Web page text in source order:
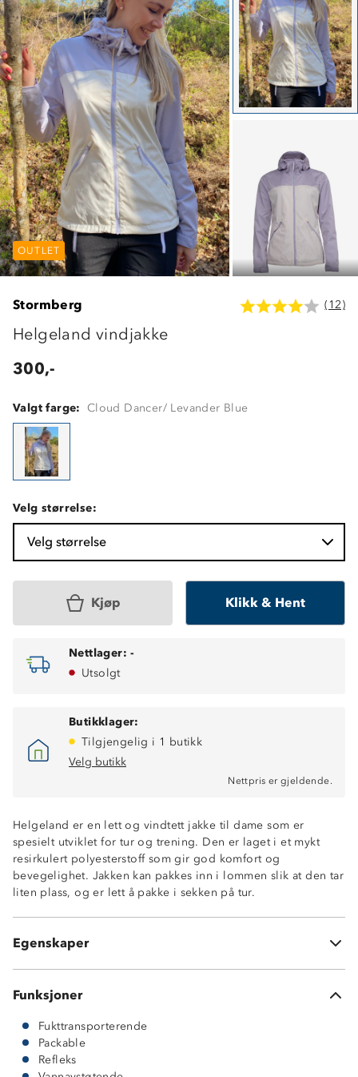
OUTLET OUTLET
OUTLET
Stormberg (12)
Helgeland vindjakke
300,-
Valgt farge: Cloud Dancer/ Levander Blue
Velg størrelse:
Velg størrelse
Kjøp Klikk & Hent
Nettlager: -
Utsolgt
Butikklager:
Tilgjengelig i 1 butikk
Velg butikk
Nettpris er gjeldende.
Helgeland er en lett og vindtett jakke til dame som er
spesielt utviklet for tur og trening. Den er laget i et mykt
resirkulert polyesterstoff som gir god komfort og
bevegelighet. Jakken kan pakkes inn i lommen slik at den tar
liten plass, og er lett å pakke i sekken på tur.
Egenskaper
Refleksdetalj
To glidelåslommer
Meshfôr
Enhåndsstramming nederst
Packable, plagget kan komprimeres og kan pakkes inn i
Diamond light™
Funksjoner
Fukttransporterende
Packable
Refleks